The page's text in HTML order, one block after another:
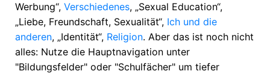
Werbung“, Verschiedenes, „Sexual Education“,
„Liebe, Freundschaft, Sexualität“, Ich und die
anderen, „Identität“, Religion. Aber das ist noch nicht
alles: Nutze die Hauptnavigation unter
"Bildungsfelder" oder "Schulfächer" um tiefer